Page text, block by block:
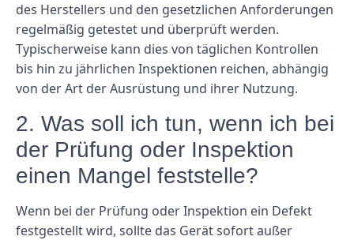
des Herstellers und den gesetzlichen Anforderungen
regelmäßig getestet und überprüft werden.
Typischerweise kann dies von täglichen Kontrollen
bis hin zu jährlichen Inspektionen reichen, abhängig
von der Art der Ausrüstung und ihrer Nutzung.
2. Was soll ich tun, wenn ich bei
der Prüfung oder Inspektion
einen Mangel feststelle?
Wenn bei der Prüfung oder Inspektion ein Defekt
festgestellt wird, sollte das Gerät sofort außer